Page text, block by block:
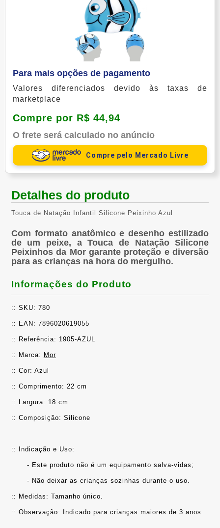
Para mais opções de pagamento
Valores diferenciados devido às taxas de
marketplace
Compre por R$ 44,94
O frete será calculado no anúncio
Compre pelo Mercado Livre
Detalhes do produto
Touca de Natação Infantil Silicone Peixinho Azul
Com formato anatômico e desenho estilizado
de um peixe, a Touca de Natação Silicone
Peixinhos da Mor garante proteção e diversão
para as crianças na hora do mergulho.
Informações do Produto
:: SKU: 780
:: EAN: 7896020619055
:: Referência: 1905-AZUL
:: Marca: Mor
:: Cor: Azul
:: Comprimento: 22 cm
:: Largura: 18 cm
:: Composição: Silicone
:: Indicação e Uso:
	- Este produto não é um equipamento salva-vidas;
	- Não deixar as crianças sozinhas durante o uso.
:: Medidas: Tamanho único.
:: Observação: Indicado para crianças maiores de 3 anos.